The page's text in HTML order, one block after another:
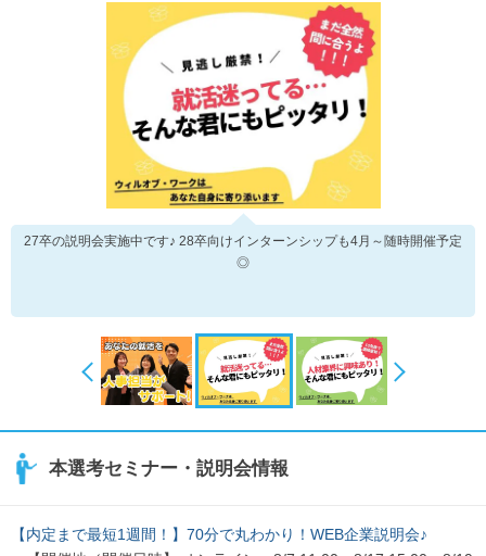
27卒の説明会実施中です♪ 28卒向けインターンシップも4月～随時開催予定
◎
本選考セミナー・説明会情報
【内定まで最短1週間！】70分で丸わかり！WEB企業説明会♪